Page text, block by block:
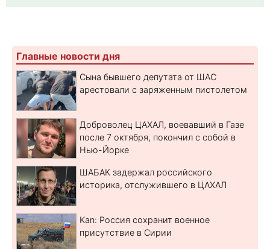
Главные новости дня
Сына бывшего депутата от ШАС
арестовали с заряженным пистолетом
Доброволец ЦАХАЛ, воевавший в Газе
после 7 октября, покончил с собой в
Нью-Йорке
ШАБАК задержал российского
историка, отслужившего в ЦАХАЛ
Kan: Россия сохранит военное
присутствие в Сирии